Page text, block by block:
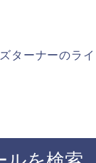
ターナーのライ